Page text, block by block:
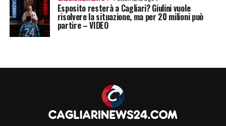
Esposito resterà a Cagliari? Giulini vuole
risolvere la situazione, ma per 20 milioni può
partire – VIDEO